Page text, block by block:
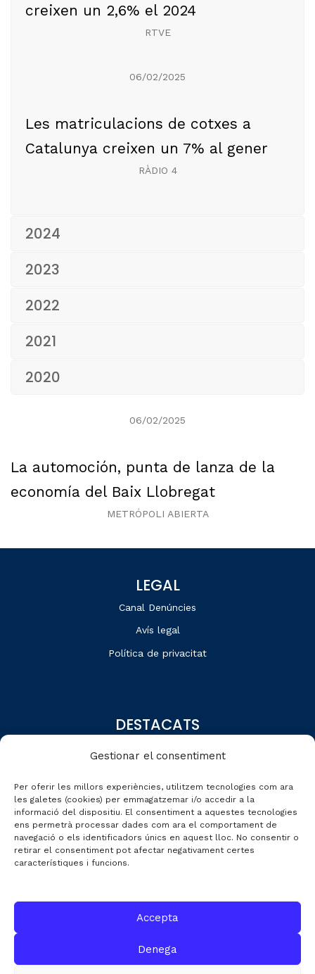
Gestionar el consentiment
Per oferir les millors experiències, utilitzem tecnologies com ara
les galetes (cookies) per emmagatzemar i/o accedir a la
informació del dispositiu. El consentiment a aquestes tecnologies
ens permetrà processar dades com ara el comportament de
navegació o els identificadors únics en aquest lloc. No consentir o
retirar el consentiment pot afectar negativament certes
característiques i funcions.
Accepta
Denega
creixen un 2,6% el 2024
RTVE
06/02/2025
Les matriculacions de cotxes a
Catalunya creixen un 7% al gener
RÀDIO 4
2024
2023
2022
2021
2020
06/02/2025
La automoción, punta de lanza de la
economía del Baix Llobregat
METRÓPOLI ABIERTA
LEGAL
Canal Denúncies
Avís legal
Política de privacitat
DESTACATS
Dades de mercat
Automobile Talks
08012 de Barcelona